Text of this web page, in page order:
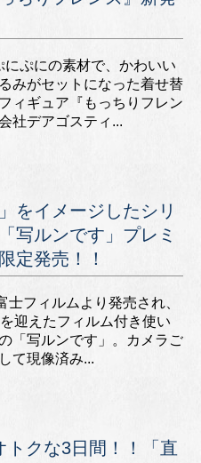
にぷにの素材で、かわいい
みがセットになった着せ替
ィギュア『もっちりフレン
社デアゴスティ...
をイメージしたシリ
写ルンです」プレミ
定発売！！
士フィルムより発売され、
迎えたフィルム付き使い
「写ルンです」。カメラご
て現像済み...
トクな3日間！！「直